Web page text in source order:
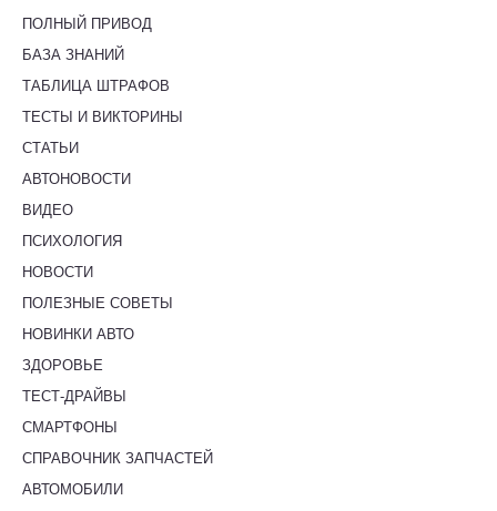
ПОЛНЫЙ ПРИВОД
БАЗА ЗНАНИЙ
ТАБЛИЦА ШТРАФОВ
ТЕСТЫ И ВИКТОРИНЫ
СТАТЬИ
АВТОНОВОСТИ
ВИДЕО
ПСИХОЛОГИЯ
НОВОСТИ
ПОЛЕЗНЫЕ СОВЕТЫ
НОВИНКИ АВТО
ЗДОРОВЬЕ
ТЕСТ-ДРАЙВЫ
СМАРТФОНЫ
СПРАВОЧНИК ЗАПЧАСТЕЙ
АВТОМОБИЛИ